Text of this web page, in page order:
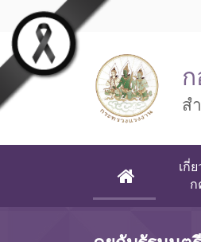
Skip to main content
ส
(CURRENT)
เกี่
ก